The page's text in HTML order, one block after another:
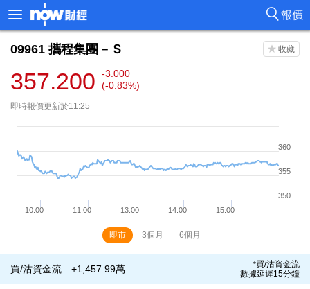
報價
09961 攜程集團－Ｓ
357.200
-3.000
(-0.83%)
即時報價更新於11:25
即市 3個月 6個月
買/沽資金流 +1,457.99萬 *買/沽資金流
數據延遲15分鐘